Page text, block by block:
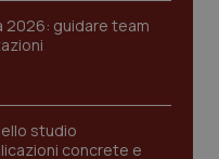
2026: guidare team
studio
concrete e